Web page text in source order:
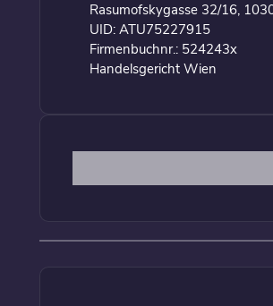
Rasumofskygasse 32/16,
UID: ATU75227915
Firmenbuchnr.: 524243x
Handelsgericht Wien